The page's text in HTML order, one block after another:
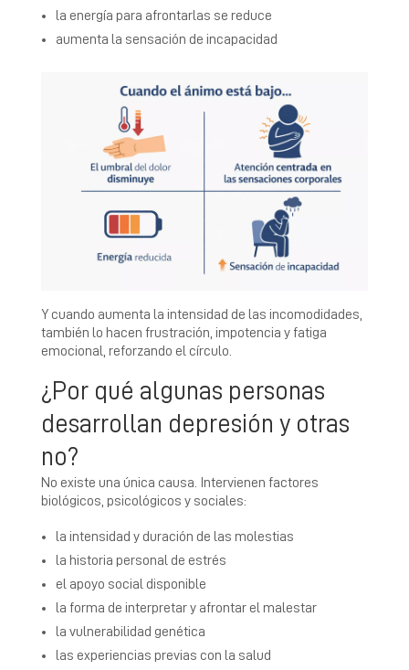
la energía para afrontarlas se reduce
aumenta la sensación de incapacidad
Y cuando aumenta la intensidad de las incomodidades,
también lo hacen frustración, impotencia y fatiga
emocional, reforzando el círculo.
¿Por qué algunas personas
desarrollan depresión y otras
no?
No existe una única causa. Intervienen factores
biológicos, psicológicos y sociales:
la intensidad y duración de las molestias
la historia personal de estrés
el apoyo social disponible
la forma de interpretar y afrontar el malestar
la vulnerabilidad genética
las experiencias previas con la salud